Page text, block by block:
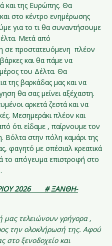
και της Ευρώπης. Θα
στο κέντρο ενημέρωσης
για το τι θα συναντήσουμε
Μετά από
σε προστατευόμενη πλέον
και θα πάμε να
του Δέλτα. Θα
της βαρκάδας μας και να
θα σας μείνει αξέχαστη.
αρκετά ζεστά και να
Μεσημεράκι πλέον και
ότι είδαμε , παίρνουμε τον
στην πόλη καμάρι της
φαγητό με σπέσιαλ κρεατικά
το απόγευμα επιστροφή στο
2026 # ΞΑΝΘΗ-
τελειώνουν γρήγορα ,
την ολοκλήρωσή της. Αφού
στο ξενοδοχείο και